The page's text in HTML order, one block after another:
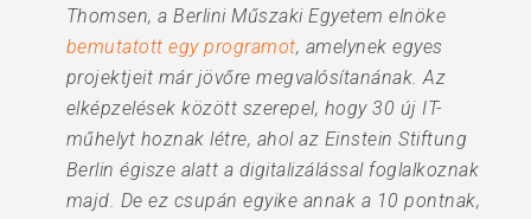
Thomsen, a Berlini Műszaki Egyetem elnöke
bemutatott egy programot, amelynek egyes
projektjeit már jövőre megvalósítanának. Az
elképzelések között szerepel, hogy 30 új IT-
műhelyt hoznak létre, ahol az Einstein Stiftung
Berlin égisze alatt a digitalizálással foglalkoznak
majd. De ez csupán egyike annak a 10 pontnak,